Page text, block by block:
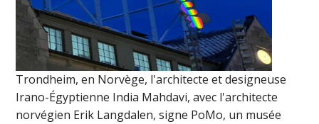
Trondheim, en Norvège, l'architecte et designeuse
Irano-Égyptienne India Mahdavi, avec l'architecte
norvégien Erik Langdalen, signe PoMo, un musée